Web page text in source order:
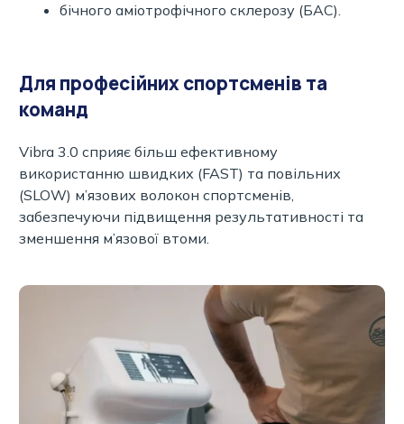
бічного аміотрофічного склерозу (БАС).
Для професійних спортсменів та
команд
Vibra 3.0 сприяє більш ефективному
використанню швидких (FAST) та повільних
(SLOW) м’язових волокон спортсменів,
забезпечуючи підвищення результативності та
зменшення м’язової втоми.